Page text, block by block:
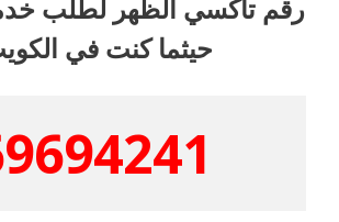
رقم تاكسي الظهر لطلب
حيثما كنت في